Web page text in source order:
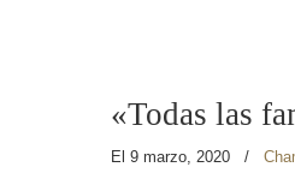
«Todas las
El 9 marzo, 2020 /